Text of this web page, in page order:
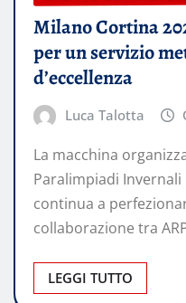
Milano Cortina
per un servizio
d’eccellenza
Luca Talotta
La macchina
Paralimpiadi
continua a
collaborazione tra
LEGGI TUTTO